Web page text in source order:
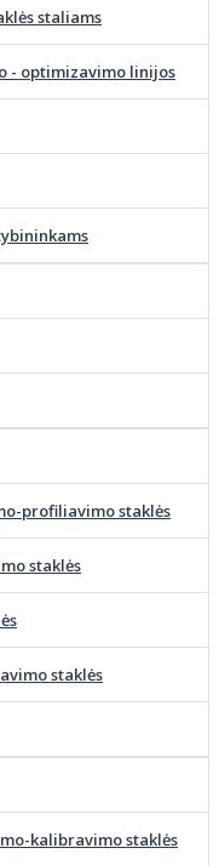
staliams
- optimizavimo linijos
profiliavimo staklės
staklės
staklės
kalibravimo staklės